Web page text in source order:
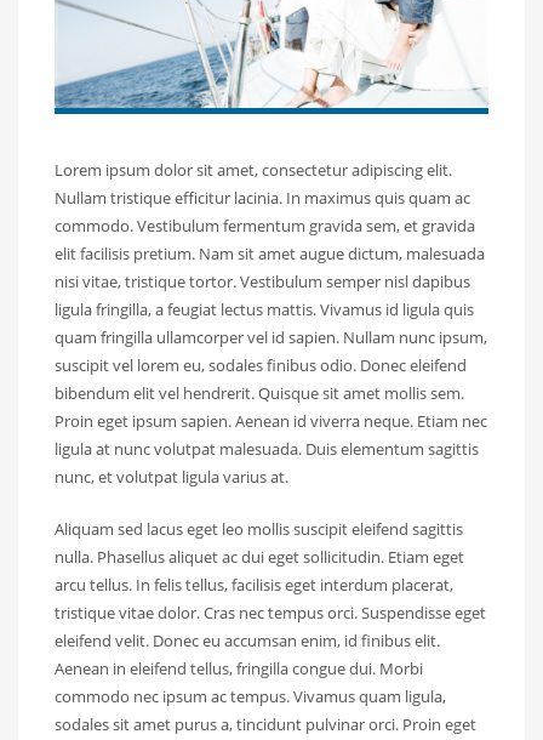
Lorem ipsum dolor sit amet, consectetur adipiscing elit.
Nullam tristique efficitur lacinia. In maximus quis quam ac
commodo. Vestibulum fermentum gravida sem, et gravida
elit facilisis pretium. Nam sit amet augue dictum, malesuada
nisi vitae, tristique tortor. Vestibulum semper nisl dapibus
ligula fringilla, a feugiat lectus mattis. Vivamus id ligula quis
quam fringilla ullamcorper vel id sapien. Nullam nunc ipsum,
suscipit vel lorem eu, sodales finibus odio. Donec eleifend
bibendum elit vel hendrerit. Quisque sit amet mollis sem.
Proin eget ipsum sapien. Aenean id viverra neque. Etiam nec
ligula at nunc volutpat malesuada. Duis elementum sagittis
nunc, et volutpat ligula varius at.
Aliquam sed lacus eget leo mollis suscipit eleifend sagittis
nulla. Phasellus aliquet ac dui eget sollicitudin. Etiam eget
arcu tellus. In felis tellus, facilisis eget interdum placerat,
tristique vitae dolor. Cras nec tempus orci. Suspendisse eget
eleifend velit. Donec eu accumsan enim, id finibus elit.
Aenean in eleifend tellus, fringilla congue dui. Morbi
commodo nec ipsum ac tempus. Vivamus quam ligula,
sodales sit amet purus a, tincidunt pulvinar orci. Proin eget